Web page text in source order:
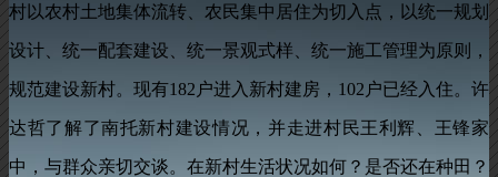
村以农村土地集体流转、农民集中居住为切入点 ， 以统一规划
设计、统一配套建设、统一景观式样、统一施工管理为原则，
规范建设新村。 现有182户进入新村建房，102户已经入住。 许
达哲了解了南托新村建设情况，并走进村民王利辉、王锋家
中 ， 与群众亲切交谈。在新村生活状况如何？是否还在种田？